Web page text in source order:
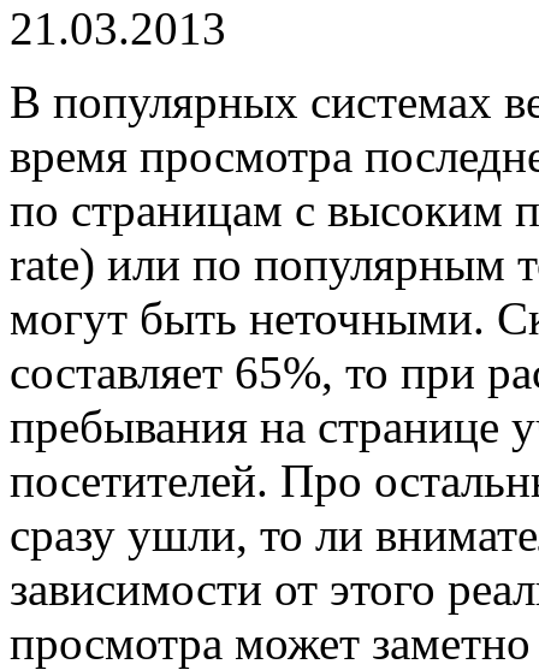
21.03.2013
В популярных системах
время просмотра
по страницам с высоким
rate) или по популярным
могут быть неточными.
составляет 65%, то при
пребывания на странице
посетителей. Про
сразу ушли, то ли
зависимости от этого
просмотра может